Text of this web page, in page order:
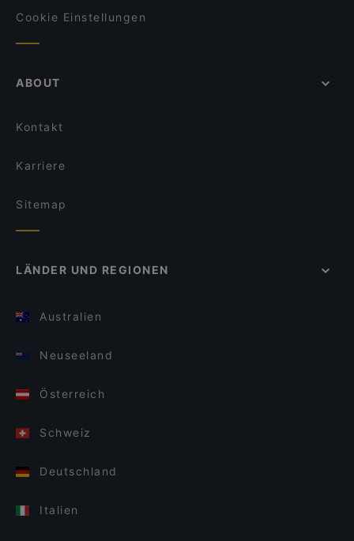
Cookie Einstellungen
ABOUT
Kontakt
Karriere
Sitemap
LÄNDER UND REGIONEN
Australien
Neuseeland
Österreich
Schweiz
Deutschland
Italien